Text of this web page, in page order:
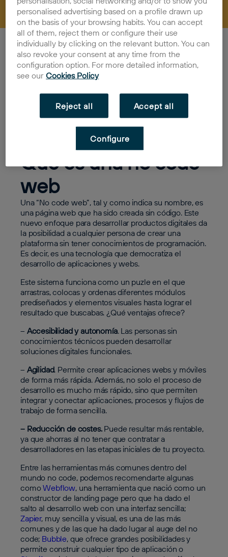
Cuando alguien emprende, uno de los pasos que
llegan tarde o temprano es el de desarrollar su
plataforma online. Una fase que podría complicarse
por la necesidad de tener conocimientos de
contratar a desarrolladores. Para resolver este cuello
de botella ha llegado la revolución no code, una
forma de desarrollar prototipos y aplicaciones sin
hacer uso del código, pudiendo hacerlo de forma
rápida y directa. Te lo explicamos en este post.
Qué es una no code
web
Una “No code web”, tal y como indica su nombre, es
una página web que ha sido creada sin código. Este
nuevo enfoque para desarrollar productos digitales da
la posibilidad a cualquier persona de crear una
plataforma sin tener conocimientos de programación.
Es decir, es una tecnología que democratiza el
desarrollo de aplicaciones y webs.
Este sistema funciona como un puzle en el que
arrastras, colocas y ordenas diferentes módulos
prediseñados y elementos visuales hasta lograr el
resultado que buscabas. ¿Qué ventajas ofrece?
– Accesibilidad y autonomía. Las personas sin
conocimientos técnicos pueden desarrollar
soluciones digitales funcionales.
– Agilidad. Permite crear aplicaciones webs y móviles
de forma más rápida. Además, no solo el proceso de
desarrollo es mucho más rápido, sino que permiten
integrar y conectar aplicaciones, procesos y flujos de
trabajo de forma sencilla.
– Reducción de costes. Puede resultar más rentable,
ya que ahorras al no tener que contratar a
desarrolladores en las etapas iniciales de tu proyecto.
Entre las herramientas más comunes dentro del
mundo no code, podemos recomendarte algunas
comoWebflow, una herramienta que nació como un
constructor de landing page pero que ha dado el
salto al desarrollo web con una interfaz sencilla;
Zapier, muy sencilla y visual, es una de las más
comunes y de las que ha dado lugar al auge del no
code; Bubble, que ofrece grandes posibilidades y
permite construir cualquier tipo de aplicación o
personalised advertising based on a profile drawn up
on the basis of your browsing habits. You can accept
all of them, reject them or configure their use
individually by clicking on the relevant button. You can
also revoke your consent at any time from the
configuration option. For more detailed information,
see our Cookies Policy
Reject all Accept all
Configure